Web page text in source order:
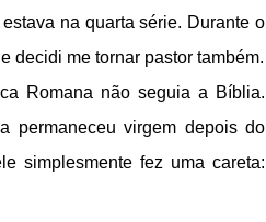
na quarta série. Durante o
decidi me tornar pastor também.
Romana não seguia a Bíblia.
permaneceu virgem depois do
simplesmente fez uma careta: